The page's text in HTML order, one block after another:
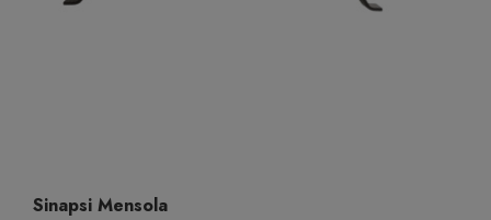
Sinapsi Mensola